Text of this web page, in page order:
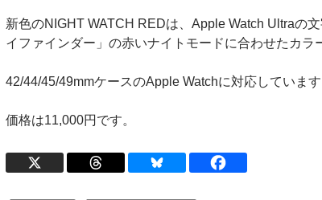
新色のNIGHT WATCH REDは、Apple Watch Ultraの
イファインダー」の赤いナイトモードに合わせたカラ
42/44/45/49mmケースのApple Watchに対応しています
価格は11,000円です。